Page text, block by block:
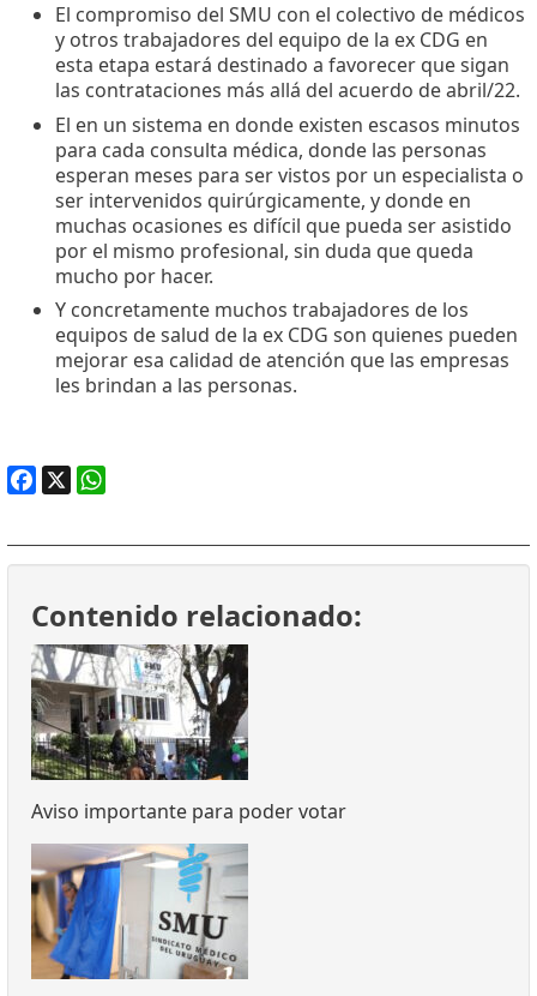
El compromiso del SMU con el colectivo de médicos
y otros trabajadores del equipo de la ex CDG en
esta etapa estará destinado a favorecer que sigan
las contrataciones más allá del acuerdo de abril/22.
El en un sistema en donde existen escasos minutos
para cada consulta médica, donde las personas
esperan meses para ser vistos por un especialista o
ser intervenidos quirúrgicamente, y donde en
muchas ocasiones es difícil que pueda ser asistido
por el mismo profesional, sin duda que queda
mucho por hacer.
Y concretamente muchos trabajadores de los
equipos de salud de la ex CDG son quienes pueden
mejorar esa calidad de atención que las empresas
les brindan a las personas.
Contenido relacionado:
Aviso importante para poder votar